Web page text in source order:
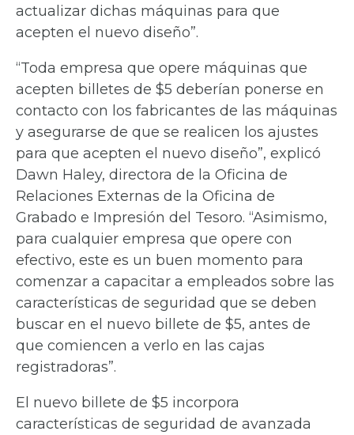
actualizar dichas máquinas para que
acepten el nuevo diseño”.
“Toda empresa que opere máquinas que
acepten billetes de $5 deberían ponerse en
contacto con los fabricantes de las máquinas
y asegurarse de que se realicen los ajustes
para que acepten el nuevo diseño”, explicó
Dawn Haley, directora de la Oficina de
Relaciones Externas de la Oficina de
Grabado e Impresión del Tesoro. “Asimismo,
para cualquier empresa que opere con
efectivo, este es un buen momento para
comenzar a capacitar a empleados sobre las
características de seguridad que se deben
buscar en el nuevo billete de $5, antes de
que comiencen a verlo en las cajas
registradoras”.
El nuevo billete de $5 incorpora
características de seguridad de avanzada